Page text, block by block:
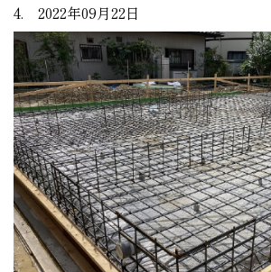
4. 2022年09月22日